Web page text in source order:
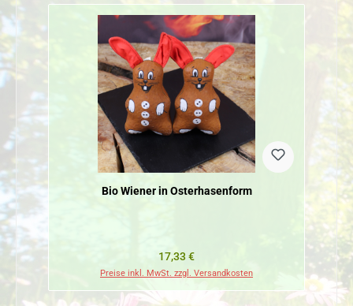
Bio Wiener in Osterhasenform
Regulärer Preis:
17,33 €
Preise inkl. MwSt. zzgl. Versandkosten